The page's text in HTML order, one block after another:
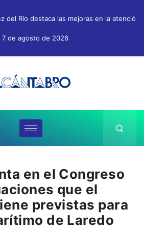
del Río destaca las mejoras en la
7 de agosto de 2026
en el Congreso
que el
previstas para
de Laredo